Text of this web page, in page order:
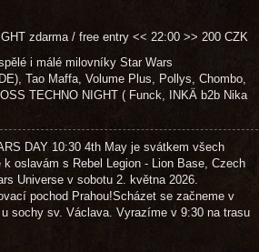
zdarma / free entry << 22:00 >> 200 CZK
i málé milovníky Star Wars
Tao Maffa, Volume Plus, Pollys, Chombo,
TECHNO NIGHT ( Funck, INKÄ b2b Nika
10:30 4th May je svátkem všech
oslavám s Rebel Legion - Lion Base, Czech
Universe v sobotu 2. května 2026.
pochod Prahou!Scházet se začneme v
sochy sv. Václava. Vyrazíme v 9:30 na trasu